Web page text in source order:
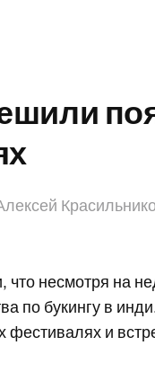
что несмотря на
по букингу в
фестивалях и